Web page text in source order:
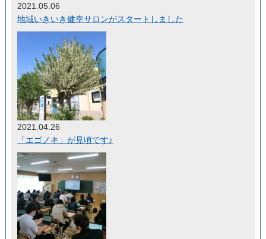
2021.05.06
地域いきいき健幸サロンがスタートしました
2021.04.26
「エゴノキ」が見頃です♪